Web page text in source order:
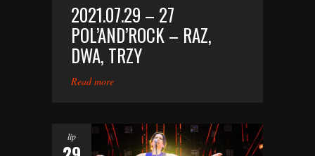
2021.07.29 – 27
POL’AND’ROCK – RAZ,
DWA, TRZY
Read more
lip